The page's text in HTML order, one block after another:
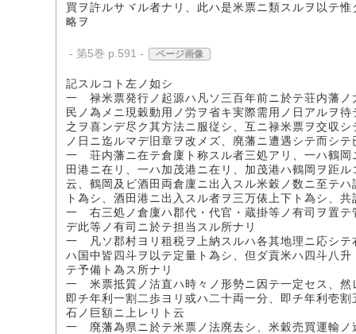
買ヲ許ルサヾル者ナリ、此ハ是米票ニ類スルヲ以テ
略ヲ
- 第5巻 p.591 - ページ画像
記スルコト左ノ如シ
一 禄米票発行ノ起源ハ凡ソ三百年前ニ於テ荘内藩ノ
民ノ為メニ現穀動用ノ労ヲ省キ実際需用ノ日アルヲ
之ヲ喜ンデ尽ク其方法ニ服従シ、互ニ禄米票ヲ交収
ノ日ニ迄ルマデ旧章ヲ改メズ、廃藩ニ遭遇シテ而シテ
一 荘内藩ニ在テ倉廩ト称スル者三処アリ、一ハ鶴岡
田港ニ在リ、一ハ加茂港ニ在リ、加茂港ハ鶴岡ヲ距
云、鶴岡及ビ酒田両倉廩ニ出入スル米穀ノ数ニ至テ
ト為シ、酒田港ニ出入スル者ヲ三万俵上下ト為シ、
一 右三処ノ倉廩ハ郡代・代官・蔵掛等ノ有司ヲ置テ
デ此等ノ有司ニ於テ担当スル所ナリ
一 凡ソ郡村ヨリ租税ヲ上納スルハ各其地理ニ応シテ
ハ国中皆四斗ヲ以テ定量ト為シ、但ダ貢米ハ四斗八
テ予備ト為ス所ナリ
一 米票抵質ノ沽直ハ時々ノ形勢ニ因テ一定セス、然
即チ年利一割二歩ヨリ或ハ二十両一分、即チ年利壱
石ノ巨額ニ上レリト云
一 廃藩為県ニ於テ米票ノ法廃去シ、米穀売買運輸ノ